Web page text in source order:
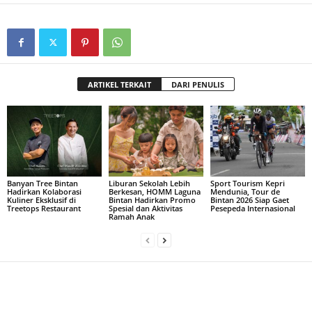
ARTIKEL TERKAIT DARI PENULIS
Banyan Tree Bintan
Hadirkan Kolaborasi
Kuliner Eksklusif di
Treetops Restaurant
Liburan Sekolah Lebih
Berkesan, HOMM Laguna
Bintan Hadirkan Promo
Spesial dan Aktivitas
Ramah Anak
Sport Tourism Kepri
Mendunia, Tour de
Bintan 2026 Siap Gaet
Pesepeda Internasional